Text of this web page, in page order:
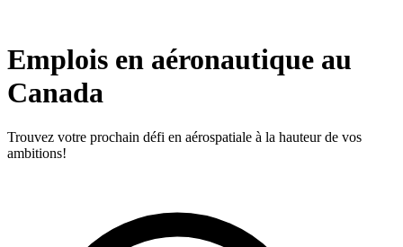
Emplois en aéronautique au
Canada
Trouvez votre prochain défi en aérospatiale à la hauteur de vos
ambitions!